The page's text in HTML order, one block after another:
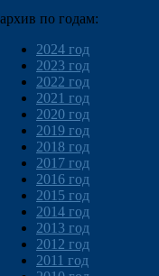
архив по годам:
2024 год
2023 год
2022 год
2021 год
2020 год
2019 год
2018 год
2017 год
2016 год
2015 год
2014 год
2013 год
2012 год
2011 год